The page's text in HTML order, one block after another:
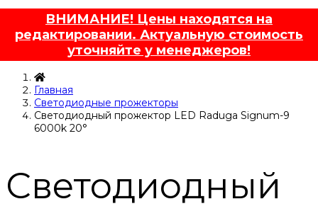
ВНИМАНИЕ! Цены находятся на
редактировании. Актуальную стоимость
уточняйте у менеджеров!
Главная
Светодиодные прожекторы
Светодиодный прожектор LED Raduga Signum-9
6000k 20°
Светодиодный